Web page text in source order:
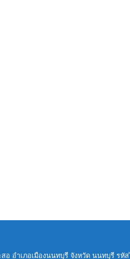
อ อำเภอเมืองนนทบุรี จังหวัด นนทบุรี รหั